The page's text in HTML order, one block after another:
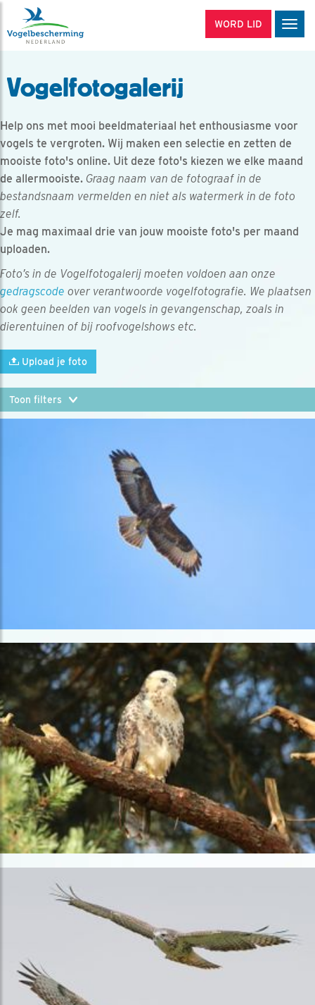
WORD LID
Vogelfotogalerij
Help ons met mooi beeldmateriaal het enthousiasme voor
vogels te vergroten. Wij maken een selectie en zetten de
mooiste foto's online. Uit deze foto's kiezen we elke maand
de allermooiste. Graag naam van de fotograaf in de
bestandsnaam vermelden en niet als watermerk in de foto
zelf.
Je mag maximaal drie van jouw mooiste foto's per maand
uploaden.
Foto’s in de Vogelfotogalerij moeten voldoen aan onze
gedragscode over verantwoorde vogelfotografie. We plaatsen
ook geen beelden van vogels in gevangenschap, zoals in
dierentuinen of bij roofvogelshows etc.
Upload je foto